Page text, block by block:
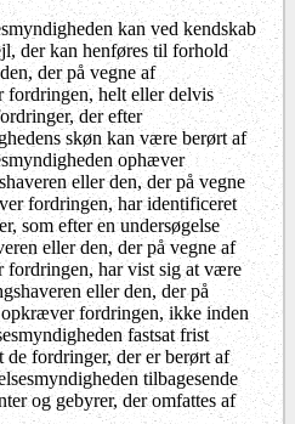
kan ved kendskab
der kan henføres til forhold
der på vegne af
helt eller delvis
der efter
skøn kan være berørt af
ophæver
eller den, der på vegne
fordringen, har identificeret
som efter en undersøgelse
eller den, der på vegne af
har vist sig at være
eller den, der på
fordringen, ikke inden
fastsat frist
fordringer, der er berørt af
tilbagesende
og gebyrer, der omfattes af